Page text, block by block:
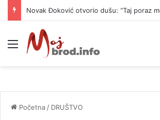
Novak Đoković otvorio dušu: “Taj poraz
Meni
Početna / DRUŠTVO